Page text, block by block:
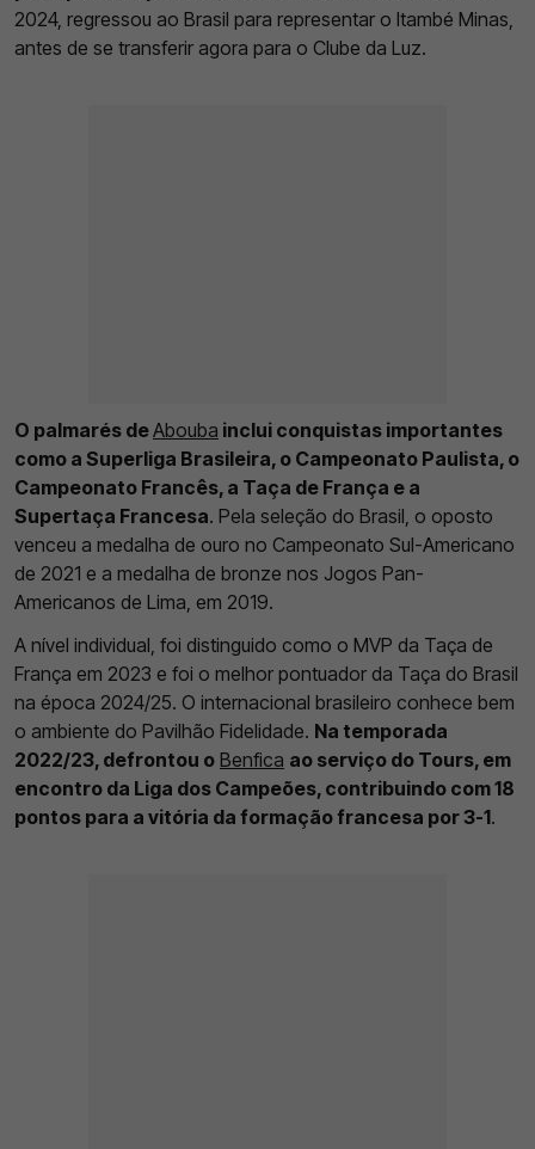
2024, regressou ao Brasil para representar o Itambé Minas,
antes de se transferir agora para o Clube da Luz.
O palmarés deAbouba inclui conquistas importantes
como a Superliga Brasileira, o Campeonato Paulista, o
Campeonato Francês, a Taça de França e a
Supertaça Francesa. Pela seleção do Brasil, o oposto
venceu a medalha de ouro no Campeonato Sul-Americano
de 2021 e a medalha de bronze nos Jogos Pan-
Americanos de Lima, em 2019.
A nível individual, foi distinguido como o MVP da Taça de
França em 2023 e foi o melhor pontuador da Taça do Brasil
na época 2024/25. O internacional brasileiro conhece bem
o ambiente do Pavilhão Fidelidade. Na temporada
2022/23, defrontou o Benfica ao serviço do Tours, em
encontro da Liga dos Campeões, contribuindo com 18
pontos para a vitória da formação francesa por 3-1.